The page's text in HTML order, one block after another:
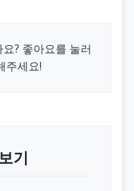
? 좋아요를 눌러
주세요!
기